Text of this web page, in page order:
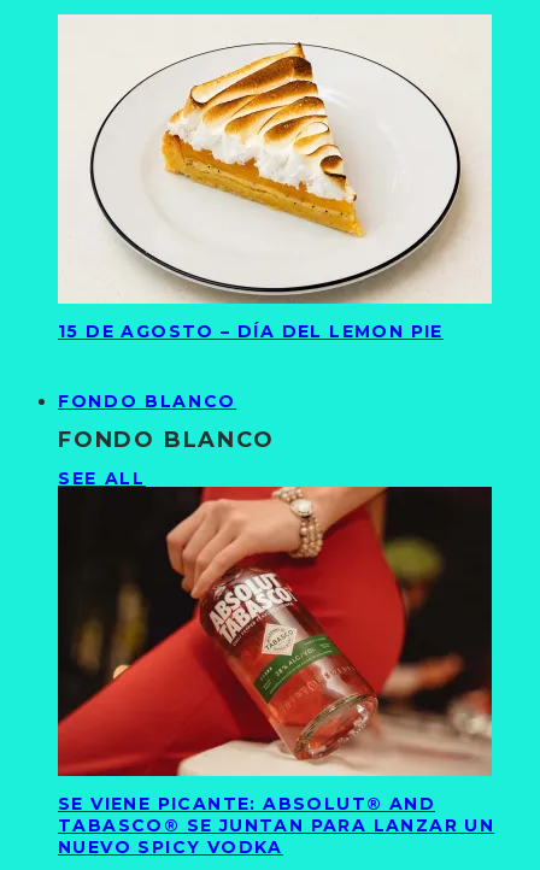
15 DE AGOSTO – DÍA DEL LEMON PIE
FONDO BLANCO
FONDO BLANCO
SEE ALL
SE VIENE PICANTE: ABSOLUT® AND
TABASCO® SE JUNTAN PARA LANZAR UN
NUEVO SPICY VODKA